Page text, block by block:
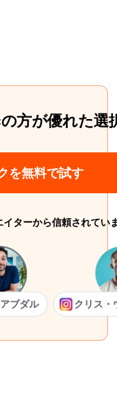
方が優れた選
を無料で試す
ターから信頼されてい
ブダル クリス・